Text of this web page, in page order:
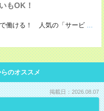
もOK！
働ける！ 人気の「サービ ...
のオススメ
掲載日：2026.08.07